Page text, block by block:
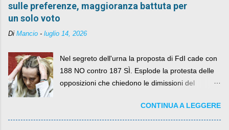
sulle preferenze, maggioranza battuta per
un solo voto
Di Mancio - luglio 14, 2026
Nel segreto dell'urna la proposta di FdI cade con
188 NO contro 187 SÌ. Esplode la protesta delle
opposizioni che chiedono le dimissioni del
CONTINUA A LEGGERE